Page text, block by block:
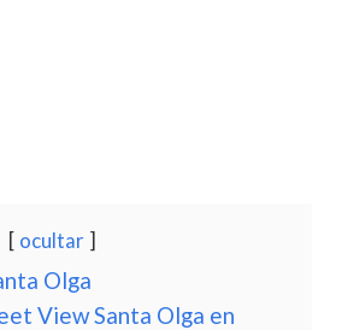
ocultar
Olga
View Santa Olga en